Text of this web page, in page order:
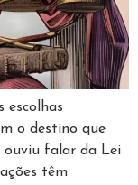
escolhas
o destino que
ouviu falar da Lei
têm